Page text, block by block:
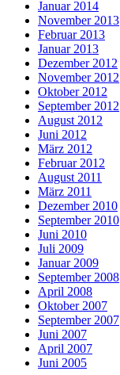
Januar 2014
November 2013
Februar 2013
Januar 2013
Dezember 2012
November 2012
Oktober 2012
September 2012
August 2012
Juni 2012
März 2012
Februar 2012
August 2011
März 2011
Dezember 2010
September 2010
Juni 2010
Juli 2009
Januar 2009
September 2008
April 2008
Oktober 2007
September 2007
Juni 2007
April 2007
Juni 2005